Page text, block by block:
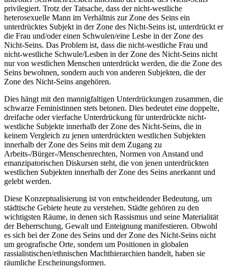
privilegiert. Trotz der Tatsache, dass der nicht-westliche
heterosexuelle Mann im Verhältnis zur Zone des Seins ein
unterdrücktes Subjekt in der Zone des Nicht-Seins ist, unterdrückt er
die Frau und/oder einen Schwulen/eine Lesbe in der Zone des
Nicht-Seins. Das Problem ist, dass die nicht-westliche Frau und
nicht-westliche Schwule/Lesben in der Zone des Nicht-Seins nicht
nur von westlichen Menschen unterdrückt werden, die die Zone des
Seins bewohnen, sondern auch von anderen Subjekten, die der
Zone des Nicht-Seins angehören.
Dies hängt mit den mannigfaltigen Unterdrückungen zusammen, die
schwarze Feministinnen stets betonen. Dies bedeutet eine doppelte,
dreifache oder vierfache Unterdrückung für unterdrückte nicht-
westliche Subjekte innerhalb der Zone des Nicht-Seins, die in
keinem Vergleich zu jenen unterdrückten westlichen Subjekten
innerhalb der Zone des Seins mit dem Zugang zu
Arbeits-/Bürger-/Menschenrechten, Normen von Anstand und
emanzipatorischen Diskursen steht, die von jenen unterdrückten
westlichen Subjekten innerhalb der Zone des Seins anerkannt und
gelebt werden.
Diese Konzeptualisierung ist von entscheidender Bedeutung, um
städtische Gebiete heute zu verstehen. Städte gehören zu den
wichtigsten Räume, in denen sich Rassismus und seine Materialität
der Beherrschung, Gewalt und Enteignung manifestieren. Obwohl
es sich bei der Zone des Seins und der Zone des Nicht-Seins nicht
um geografische Orte, sondern um Positionen in globalen
rassialistischen/ethnischen Machthierarchien handelt, haben sie
räumliche Erscheinungsformen.